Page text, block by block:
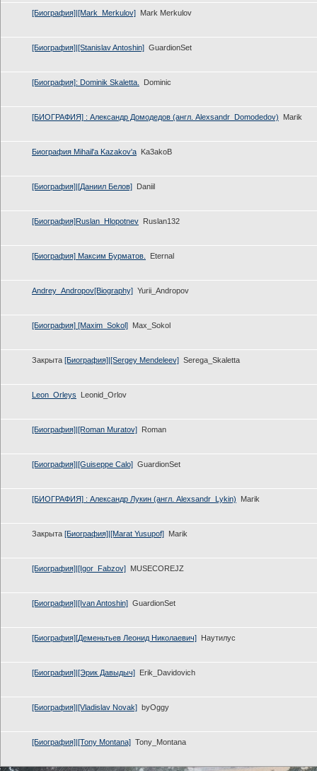
[Биография]|[Mark_Merkulov] Mark Merkulov
[Биография]|[Stanislav Antoshin] GuardionSet
[Биография]: Dominik Skaletta. Dominic
[БИОГРАФИЯ] : Александр Домодедов (aнгл. Alexsandr_Domodedov) Marik
Биография Mihail'a Kazakov'a Ka3akoB
[Биография]|[Даниил Белов] Daniil
[Биография]Ruslan_Hlopotnev Ruslan132
[Биография] Максим Бурматов. Eternal
Andrey_Andropov[Biography] Yurii_Andropov
[Биография] [Maxim_Sokol] Max_Sokol
Закрыта [Биография]|[Sergey Mendeleev] Serega_Skaletta
Leon_Orleys Leonid_Orlov
[Биография]|[Roman Muratov] Roman
[Биография]|[Guiseppe Calo] GuardionSet
[БИОГРАФИЯ] : Александр Лукин (англ. Alexsandr_Lykin) Marik
Закрыта [Биография]|[Marat Yusupof] Marik
[Биография]|[Igor_Fabzov] MUSECOREJZ
[Биография]|[Ivan Antoshin] GuardionSet
[Биография][Деменьтьев Леонид Николаевич] Наутилус
[Биография]|[Эрик Давыдыч] Erik_Davidovich
[Биография]|[Vladislav Novak] byOggy
[Биография]|[Tony Montana] Tony_Montana